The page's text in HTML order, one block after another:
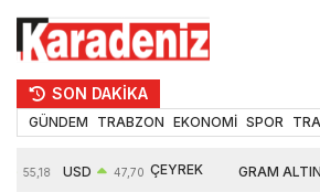
SON DAKİKA
GÜNDEM TRABZON EKONOMİ SPOR
55,18 USD 47,70 ÇEYREK GRAM ALTIN